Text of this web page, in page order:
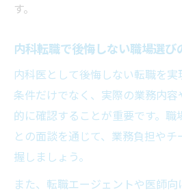
す。
内科転職で後悔しない職場選び
内科医として後悔しない転職を
条件だけでなく、実際の業務内
的に確認することが重要です。
との面談を通じて、業務負担や
握しましょう。
また、転職エージェントや医師